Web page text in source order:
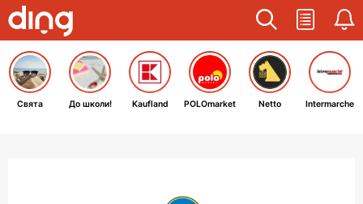
Свята До школи! Kaufland POLOmarket Netto Intermarche